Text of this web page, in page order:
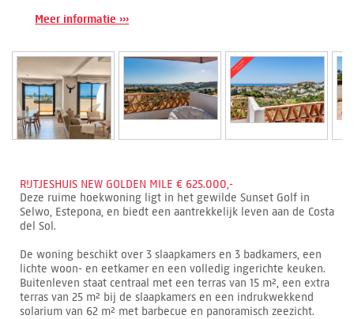
Meer informatie ›››
RIJTJESHUIS NEW GOLDEN MILE € 625.000,-
Deze ruime hoekwoning ligt in het gewilde Sunset Golf in
Selwo, Estepona, en biedt een aantrekkelijk leven aan de Costa
del Sol.
De woning beschikt over 3 slaapkamers en 3 badkamers, een
lichte woon- en eetkamer en een volledig ingerichte keuken.
Buitenleven staat centraal met een terras van 15 m², een extra
terras van 25 m² bij de slaapkamers en een indrukwekkend
solarium van 62 m² met barbecue en panoramisch zeezicht.